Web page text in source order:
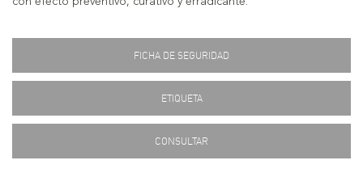
FICHA DE SEGURIDAD
ETIQUETA
CONSULTAR